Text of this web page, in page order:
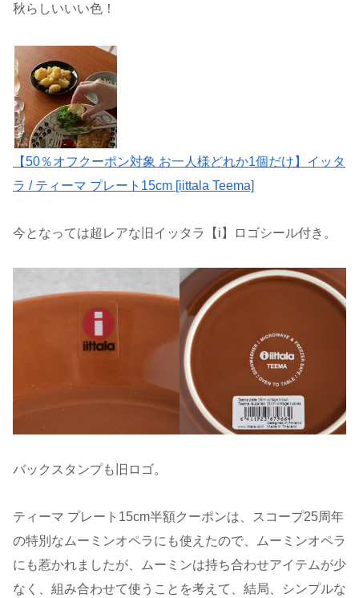
秋らしいいい色！
【50％オフクーポン対象 お一人様どれか1個だけ】イッタ
ラ / ティーマ プレート15cm [iittala Teema]
今となっては超レアな旧イッタラ【i】ロゴシール付き。
バックスタンプも旧ロゴ。
ティーマ プレート15cm半額クーポンは、スコープ25周年
の特別なムーミンオペラにも使えたので、ムーミンオペラ
にも惹かれましたが、ムーミンは持ち合わせアイテムが少
なく、組み合わせて使うことを考えて、結局、シンプルな